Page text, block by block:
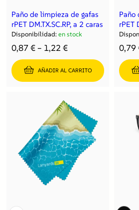
Paño de limpieza de gafas
rPET DM.TX.SC.RP, a 2 caras
Disponibilidad:en stock
0,87€ – 1,22 €
AÑADIR AL CARRITO
Paño
rPET
0,79